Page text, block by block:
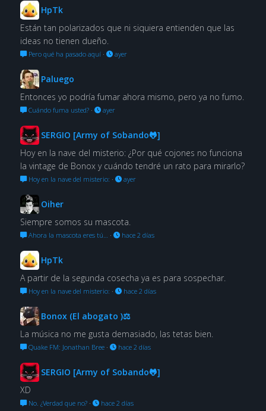
HpTk
Están tan polarizados que ni siquiera entienden que las
ideas no tienen dueño.
Pero qué ha pasado aquí· ayer
Paluego
Entonces yo podría fumar ahora mismo, pero ya no fumo.
Cuándo fuma usted?· ayer
SERGIO [Army of Sobando🐸]
Hoy en la nave del misterio: ¿Por qué cojones no funciona
la vintage de Bonox y cuándo tendré un rato para mirarlo?
Hoy en la nave del misterio: · ayer
Oiher
Siempre somos su mascota.
Ahora la mascota eres tú… · hace 2 días
HpTk
A partir de la segunda cosecha ya es para sospechar.
Hoy en la nave del misterio: · hace 2 días
Bonox (El abogato )⚖
La música no me gusta demasiado, las tetas bien.
Quake FM: Jonathan Bree· hace 2 días
SERGIO [Army of Sobando🐸]
XD
No. ¿Verdad que no?· hace 2 días